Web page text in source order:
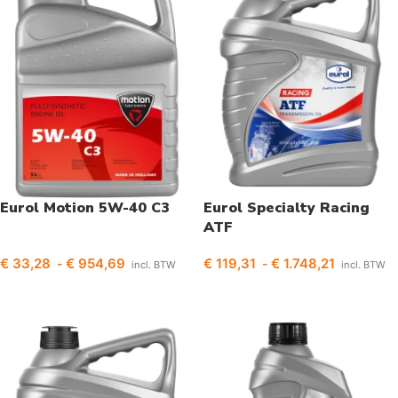
Eurol Motion 5W-40 C3
€ 33,28 - € 954,69 incl. BTW
Eurol Specialty Racing
ATF
€ 119,31 - € 1.748,21 incl. BTW